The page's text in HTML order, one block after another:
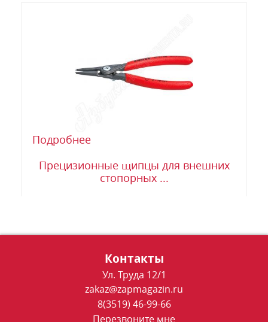
Подробнее
Прецизионные щипцы для внешних
стопорных ...
Контакты
Ул. Труда 12/1
zakaz@zapmagazin.ru
8(3519) 46-99-66
Перезвоните мне